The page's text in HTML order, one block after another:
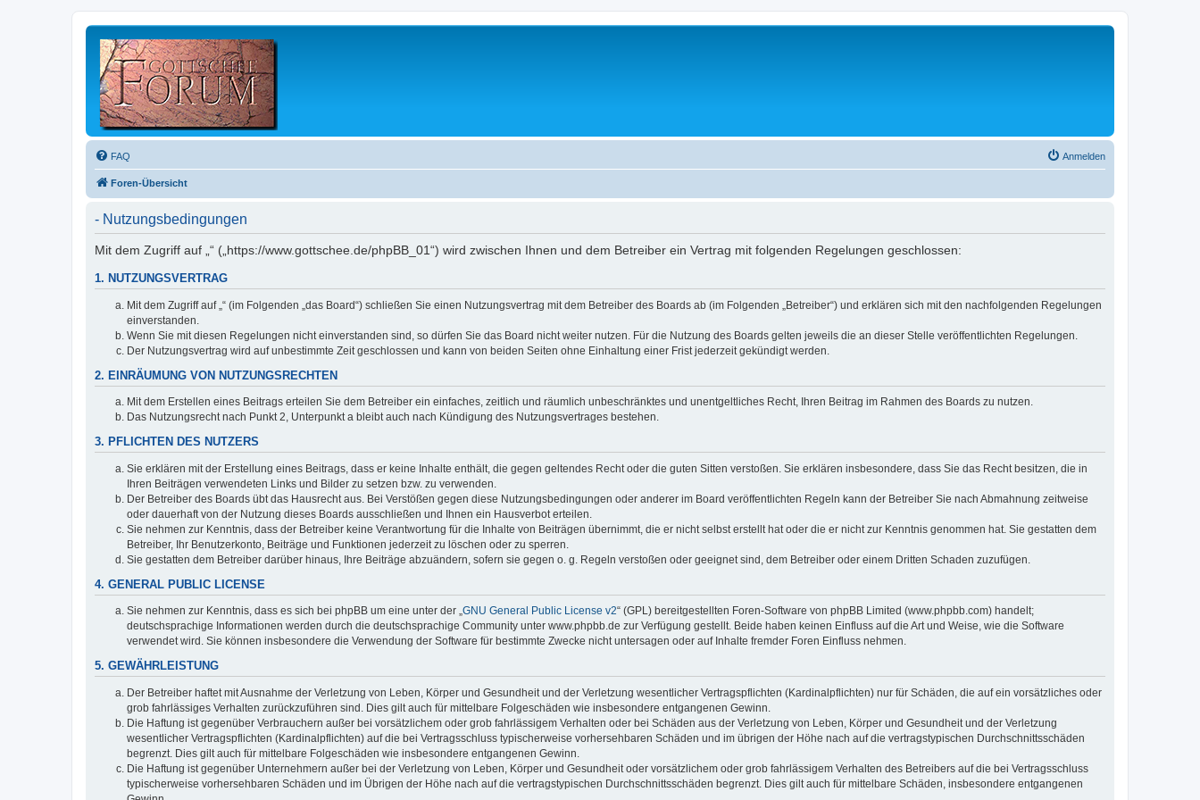
FAQ Anmelden
Foren-Übersicht
- Nutzungsbedingungen
Mit dem Zugriff auf „“ („https://www.gottschee.de/phpBB_01“) wird zwischen Ihnen und dem Betreiber ein Vertrag mit folgenden Regelungen geschlossen:
1. NUTZUNGSVERTRAG
Mit dem Zugriff auf „“ (im Folgenden „das Board“) schließen Sie einen Nutzungsvertrag mit dem Betreiber des Boards ab (im Folgenden „Betreiber“) und erklären sich mit den nachfolgenden Regelungen
einverstanden.
Wenn Sie mit diesen Regelungen nicht einverstanden sind, so dürfen Sie das Board nicht weiter nutzen. Für die Nutzung des Boards gelten jeweils die an dieser Stelle veröffentlichten Regelungen.
Der Nutzungsvertrag wird auf unbestimmte Zeit geschlossen und kann von beiden Seiten ohne Einhaltung einer Frist jederzeit gekündigt werden.
2. EINRÄUMUNG VON NUTZUNGSRECHTEN
Mit dem Erstellen eines Beitrags erteilen Sie dem Betreiber ein einfaches, zeitlich und räumlich unbeschränktes und unentgeltliches Recht, Ihren Beitrag im Rahmen des Boards zu nutzen.
Das Nutzungsrecht nach Punkt 2, Unterpunkt a bleibt auch nach Kündigung des Nutzungsvertrages bestehen.
3. PFLICHTEN DES NUTZERS
Sie erklären mit der Erstellung eines Beitrags, dass er keine Inhalte enthält, die gegen geltendes Recht oder die guten Sitten verstoßen. Sie erklären insbesondere, dass Sie das Recht besitzen, die in
Ihren Beiträgen verwendeten Links und Bilder zu setzen bzw. zu verwenden.
Der Betreiber des Boards übt das Hausrecht aus. Bei Verstößen gegen diese Nutzungsbedingungen oder anderer im Board veröffentlichten Regeln kann der Betreiber Sie nach Abmahnung zeitweise
oder dauerhaft von der Nutzung dieses Boards ausschließen und Ihnen ein Hausverbot erteilen.
Sie nehmen zur Kenntnis, dass der Betreiber keine Verantwortung für die Inhalte von Beiträgen übernimmt, die er nicht selbst erstellt hat oder die er nicht zur Kenntnis genommen hat. Sie gestatten dem
Betreiber, Ihr Benutzerkonto, Beiträge und Funktionen jederzeit zu löschen oder zu sperren.
Sie gestatten dem Betreiber darüber hinaus, Ihre Beiträge abzuändern, sofern sie gegen o. g. Regeln verstoßen oder geeignet sind, dem Betreiber oder einem Dritten Schaden zuzufügen.
4. GENERAL PUBLIC LICENSE
Sie nehmen zur Kenntnis, dass es sich bei phpBB um eine unter der „GNU General Public License v2“ (GPL) bereitgestellten Foren-Software von phpBB Limited (www.phpbb.com) handelt;
deutschsprachige Informationen werden durch die deutschsprachige Community unter www.phpbb.de zur Verfügung gestellt. Beide haben keinen Einfluss auf die Art und Weise, wie die Software
verwendet wird. Sie können insbesondere die Verwendung der Software für bestimmte Zwecke nicht untersagen oder auf Inhalte fremder Foren Einfluss nehmen.
5. GEWÄHRLEISTUNG
Der Betreiber haftet mit Ausnahme der Verletzung von Leben, Körper und Gesundheit und der Verletzung wesentlicher Vertragspflichten (Kardinalpflichten) nur für Schäden, die auf ein vorsätzliches oder
grob fahrlässiges Verhalten zurückzuführen sind. Dies gilt auch für mittelbare Folgeschäden wie insbesondere entgangenen Gewinn.
Die Haftung ist gegenüber Verbrauchern außer bei vorsätzlichem oder grob fahrlässigem Verhalten oder bei Schäden aus der Verletzung von Leben, Körper und Gesundheit und der Verletzung
wesentlicher Vertragspflichten (Kardinalpflichten) auf die bei Vertragsschluss typischerweise vorhersehbaren Schäden und im übrigen der Höhe nach auf die vertragstypischen Durchschnittsschäden
begrenzt. Dies gilt auch für mittelbare Folgeschäden wie insbesondere entgangenen Gewinn.
Die Haftung ist gegenüber Unternehmern außer bei der Verletzung von Leben, Körper und Gesundheit oder vorsätzlichem oder grob fahrlässigem Verhalten des Betreibers auf die bei Vertragsschluss
typischerweise vorhersehbaren Schäden und im Übrigen der Höhe nach auf die vertragstypischen Durchschnittsschäden begrenzt. Dies gilt auch für mittelbare Schäden, insbesondere entgangenen